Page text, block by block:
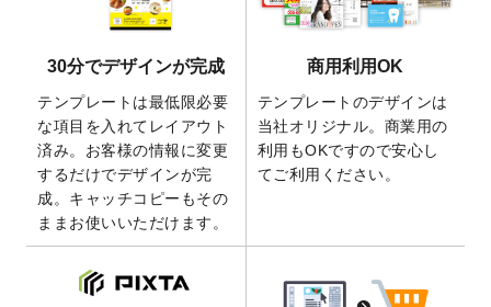
きるようになりました！
の全4ステップを解説！」を公開いたしまし
た。
2026/4/23
コラム「 画像の配置・差し替え・トリミン
グ」「テンプレート間でパーツを流用する
方法」を公開いたしました。
2026/4/21
アクリルキーホルダーのデザインテンプレ
ート を追加いたしました。
りました！
30分でデザインが完成
テンプレートは最低限必要
な項目を入れてレイアウト
済み。お客様の情報に変更
するだけでデザインが完
成。キャッチコピーもその
ままお使いいただけます。
商用利用OK
テンプレートのデザインは
当社オリジナル。商業用の
利用もOKですので安心し
てご利用ください。